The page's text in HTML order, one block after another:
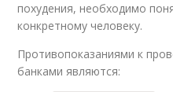
похудения, необходимо
конкретному человеку.
Противопоказаниями к
банками являются: